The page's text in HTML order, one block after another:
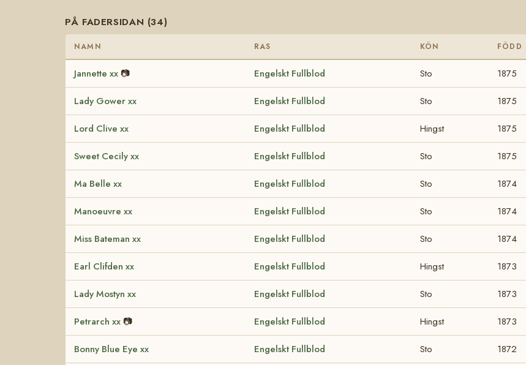
PÅ FADERSIDAN (34)
NAMN RAS KÖN FÖDD
Jannette xx 📷 Engelskt Fullblod Sto 1875
Lady Gower xx Engelskt Fullblod Sto 1875
Lord Clive xx Engelskt Fullblod Hingst 1875
Sweet Cecily xx Engelskt Fullblod Sto 1875
Ma Belle xx Engelskt Fullblod Sto 1874
Manoeuvre xx Engelskt Fullblod Sto 1874
Miss Bateman xx Engelskt Fullblod Sto 1874
Earl Clifden xx Engelskt Fullblod Hingst 1873
Lady Mostyn xx Engelskt Fullblod Sto 1873
Petrarch xx 📷 Engelskt Fullblod Hingst 1873
Bonny Blue Eye xx Engelskt Fullblod Sto 1872